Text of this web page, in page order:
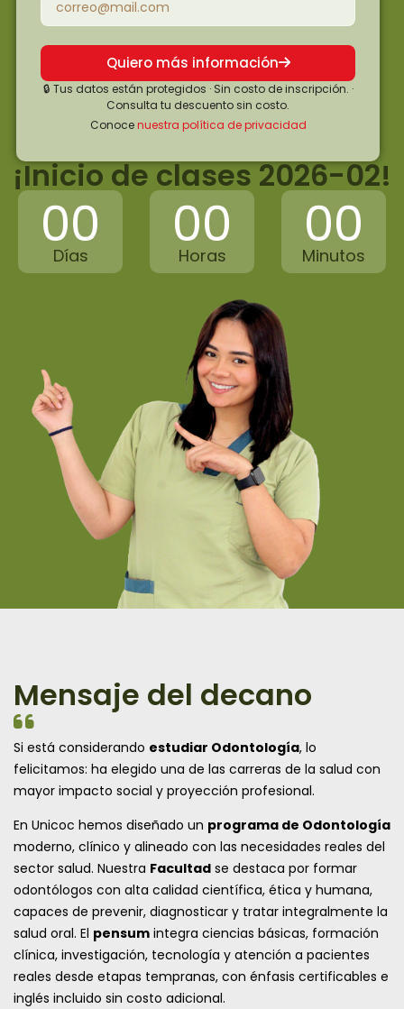
Quiero más información
🔒 Tus datos están protegidos · Sin costo de inscripción. ·
Consulta tu descuento sin costo.
Conocenuestra política de privacidad
¡Inicio de clases 2026-02!
00
Días 00
Horas 00
Minutos
Mensaje del decano
Si está considerando estudiar Odontología, lo
felicitamos: ha elegido una de las carreras de la salud con
mayor impacto social y proyección profesional.
En Unicoc hemos diseñado un programa de Odontología
moderno, clínico y alineado con las necesidades reales del
sector salud. Nuestra Facultad se destaca por formar
odontólogos con alta calidad científica, ética y humana,
capaces de prevenir, diagnosticar y tratar integralmente la
salud oral. El pensum integra ciencias básicas, formación
clínica, investigación, tecnología y atención a pacientes
reales desde etapas tempranas, con énfasis certificables e
inglés incluido sin costo adicional.